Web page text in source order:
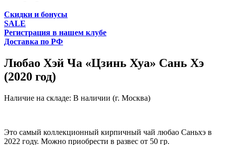
Cкидки и бонусы
SALE
Регистрация в нашем клубе
Доставка по РФ
Любао Хэй Ча «Цзинь Хуа» Сань Хэ
(2020 год)
Наличие на складе: В наличии (г. Москва)
Это самый коллекционный кирпичный чай любао Саньхэ в
2022 году. Можно приобрести в развес от 50 гр.